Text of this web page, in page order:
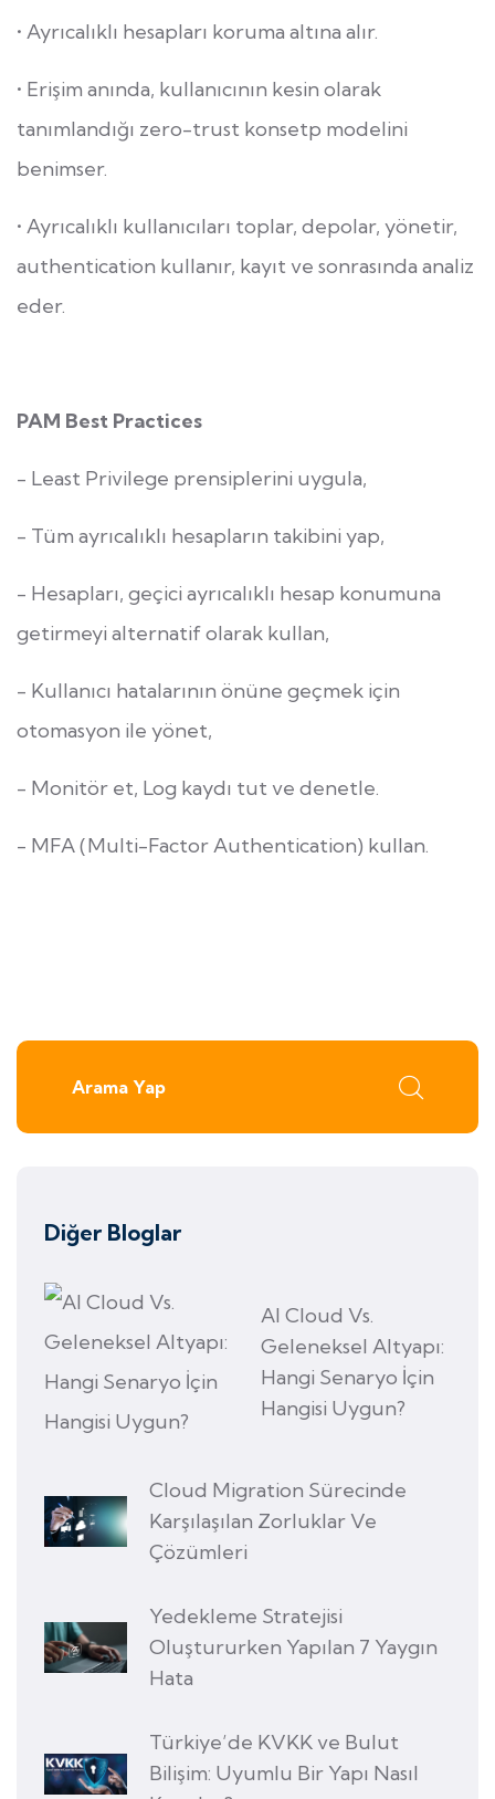
• Ayrıcalıklı hesapları koruma altına alır.
• Erişim anında, kullanıcının kesin olarak
tanımlandığı zero-trust konsetp modelini
benimser.
• Ayrıcalıklı kullanıcıları toplar, depolar, yönetir,
authentication kullanır, kayıt ve sonrasında analiz
eder.
PAM Best Practices
- Least Privilege prensiplerini uygula,
- Tüm ayrıcalıklı hesapların takibini yap,
- Hesapları, geçici ayrıcalıklı hesap konumuna
getirmeyi alternatif olarak kullan,
- Kullanıcı hatalarının önüne geçmek için
otomasyon ile yönet,
- Monitör et, Log kaydı tut ve denetle.
- MFA (Multi-Factor Authentication) kullan.
Diğer Bloglar
AI Cloud Vs.
Geleneksel Altyapı:
Hangi Senaryo İçin
Hangisi Uygun?
Cloud Migration Sürecinde
Karşılaşılan Zorluklar Ve
Çözümleri
Yedekleme Stratejisi
Oluştururken Yapılan 7 Yaygın
Hata
Türkiye’de KVKK ve Bulut
Bilişim: Uyumlu Bir Yapı Nasıl